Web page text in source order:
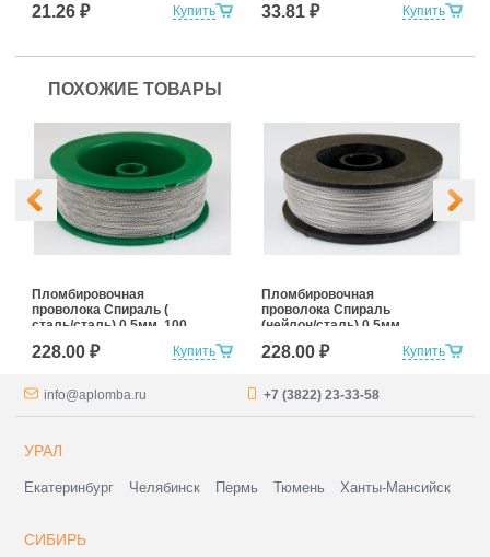
Купить
21.26 ₽ Купить
33.81 ₽
ПОХОЖИЕ ТОВАРЫ
Купить
Пломбировочная
проволока Спираль (
сталь/сталь) 0,5мм, 100
228.00 ₽ Купить
Пломбировочная
проволока Спираль
(нейлон/сталь) 0,5мм,
228.00 ₽
info@aplomba.ru +7 (3822) 23-33-58
УРАЛ
Екатеринбург Челябинск Пермь Тюмень Ханты-Мансийск
СИБИРЬ